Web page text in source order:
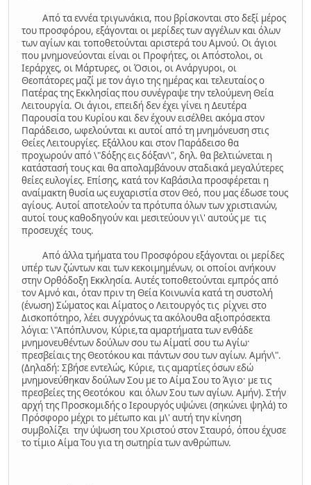
Από τα εννέα τριγωνάκια, που βρίσκονται στο δεξί μέρος
του προσφόρου, εξάγονται οι μερίδες των αγγέλων και όλων
των αγίων και τοποθετούνται αριστερά του Αμνού. Οι άγιοι
που μνημονεύονται είναι οι Προφήτες, οι Απόστολοι, οι
Ιεράρχες, οι Μάρτυρες, οι Όσιοι, οι Ανάργυροι, οι
Θεοπάτορες μαζί με τον άγιο της ημέρας και τελευταίος ο
Πατέρας της Εκκλησίας που συνέγραψε την τελούμενη Θεία
Λειτουργία. Οι άγιοι, επειδή δεν έχει γίνει η Δευτέρα
Παρουσία του Κυρίου και δεν έχουν εισέλθει ακόμα στον
Παράδεισο, ωφελούνται κι αυτοί από τη μνημόνευση στις
Θείες Λειτουργίες. Εξάλλου και στον Παράδεισο θα
προχωρούν από \"δόξης εις δόξαν\", δηλ. θα βελτιώνεται η
κατάστασή τους και θα απολαμβάνουν σταδιακά μεγαλύτερες
θείες ευλογίες. Επίσης, κατά τον Καβάσιλα προσφέρεται η
αναίμακτη θυσία ως ευχαριστία στον Θεό, που μας έδωσε τους
αγίους. Αυτοί αποτελούν τα πρότυπα όλων των χριστιανών,
αυτοί τους καθοδηγούν και μεσιτεύουν γι\' αυτούς με τις
προσευχές τους.
Από άλλα τμήματα του Προσφόρου εξάγονται οι μερίδες
υπέρ των ζώντων και των κεκοιμημένων, οι οποίοι ανήκουν
στην Ορθόδοξη Εκκλησία. Αυτές τοποθετούνται εμπρός από
τον Αμνό και, όταν πριν τη Θεία Κοινωνία κατά τη συστολή
(ένωση) Σώματος και Αίματος ο Λειτουργός τις ρίχνει στο
Δισκοπότηρο, λέει συγχρόνως τα ακόλουθα αξιοπρόσεκτα
λόγια: \"Απόπλυνον, Κύριε,τα αμαρτήματα των ενθάδε
μνημονευθέντων δούλων σου τω Αίματί σου τω Αγίω·
πρεσβείαις της Θεοτόκου και πάντων σου των αγίων. Αμήν\".
(Δηλαδή: Σβήσε εντελώς, Κύριε, τις αμαρτίες όσων εδώ
μνημονεύθηκαν δούλων Σου με το Αίμα Σου το Άγιο· με τις
πρεσβείες της Θεοτόκου και όλων Σου των αγίων. Αμήν). Στήν
αρχή της Προσκομιδής ο Ιερουργός υψώνει (σηκώνει ψηλά) το
Πρόσφορο μέχρι το μέτωπο και μ\' αυτή την κίνηση
συμβολίζει την ύψωση του Χριστού στον Σταυρό, όπου έχυσε
το τίμιο Αίμα Του για τη σωτηρία των ανθρώπων.